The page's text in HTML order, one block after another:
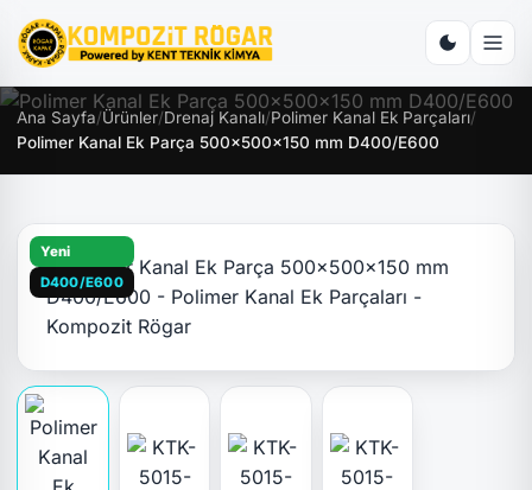
Ana Sayfa/Ürünler/Drenaj Kanalı/Polimer Kanal Ek Parçaları/
Polimer Kanal Ek Parça 500x500x150 mm D400/E600
Yeni
D400/E600